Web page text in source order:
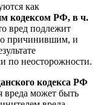
как
кодексом РФ, в ч.
вред подлежит
причинившим, и
по неосторожности.
кодекса РФ
вреда может быть